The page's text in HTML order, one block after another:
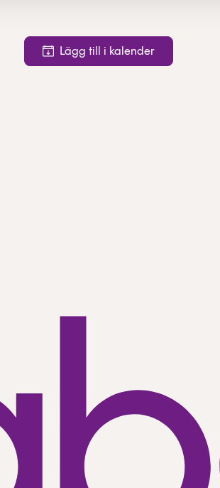
Lägg till i kalender